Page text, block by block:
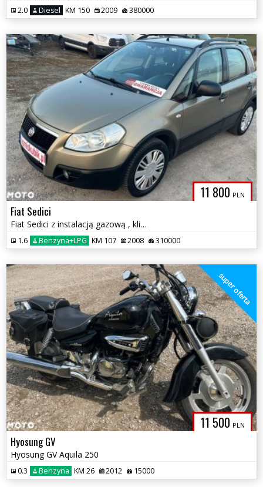
2.0 Diesel KM 150 2009 380000
11 800 PLN
Fiat Sedici
Fiat Sedici z instalacją gazową , klimatyzacja
1.6 Benzyna+LPG KM 107 2008 310000
11 500 PLN
super oferta
Hyosung GV
Hyosung GV Aquila 250
0.3 Benzyna KM 26 2012 15000